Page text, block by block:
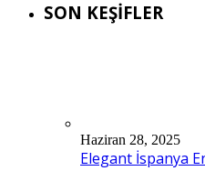
SON KEŞİFLER
Haziran 28, 2025
Elegant İspanya